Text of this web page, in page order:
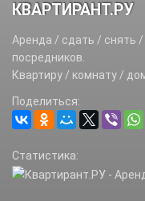
КВАРТИРАНТ.РУ
Аренда / сдать / снять
посредников.
Квартиру / комнату /
Поделиться:
Статистика: